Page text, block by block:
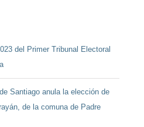
del Primer Tribunal Electoral
Santiago anula la elección de
de la comuna de Padre